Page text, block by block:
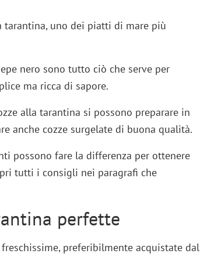
tarantina, uno dei piatti di mare più
nero sono tutto ciò che serve per
ma ricca di sapore.
alla tarantina si possono preparare in
anche cozze surgelate di buona qualità.
possono fare la differenza per ottenere
tutti i consigli nei paragrafi che
perfette
preferibilmente acquistate dal